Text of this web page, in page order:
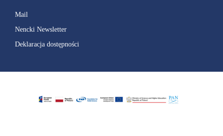
Mail
Nencki Newsletter
Deklaracja dostępności